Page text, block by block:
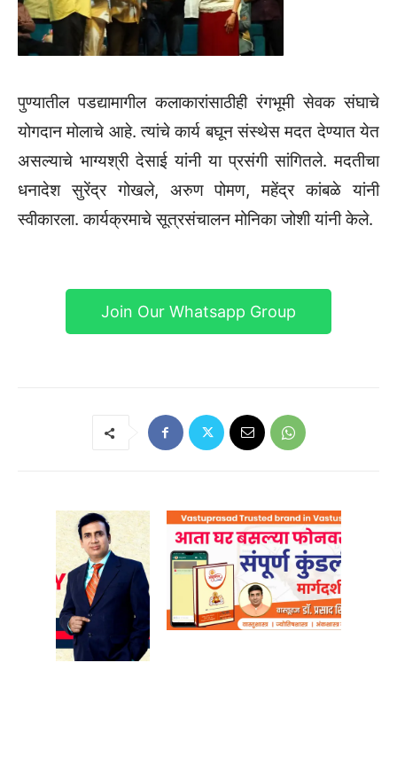
पुण्यातील पडद्यामागील कलाकारांसाठीही रंगभूमी सेवक संघाचे
योगदान मोलाचे आहे. त्यांचे कार्य बघून संस्थेस मदत देण्यात येत
असल्याचे भाग्यश्री देसाई यांनी या प्रसंगी सांगितले. मदतीचा
धनादेश सुरेंद्र गोखले, अरुण पोमण, महेंद्र कांबळे यांनी
स्वीकारला. कार्यक्रमाचे सूत्रसंचालन मोनिका जोशी यांनी केले.
Join Our Whatsapp Group